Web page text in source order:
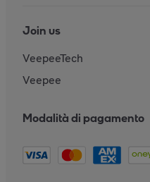
Join us
VeepeeTech
Veepee
Modalità di pagamento